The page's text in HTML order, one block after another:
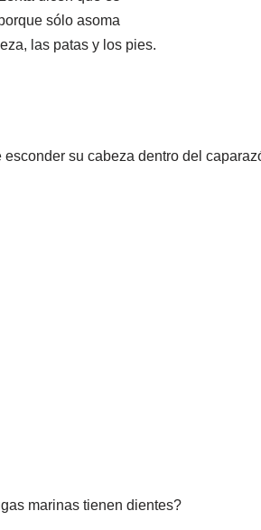
sólo asoma
las patas y los pies.
su cabeza dentro del
marinas tienen dientes?